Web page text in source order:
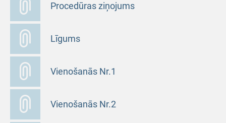
Procedūras ziņojums
Līgums
Vienošanās Nr.1
Vienošanās Nr.2